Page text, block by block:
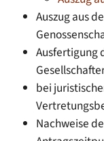
Auszug aus
Ausfertigung
bei
Nachweise